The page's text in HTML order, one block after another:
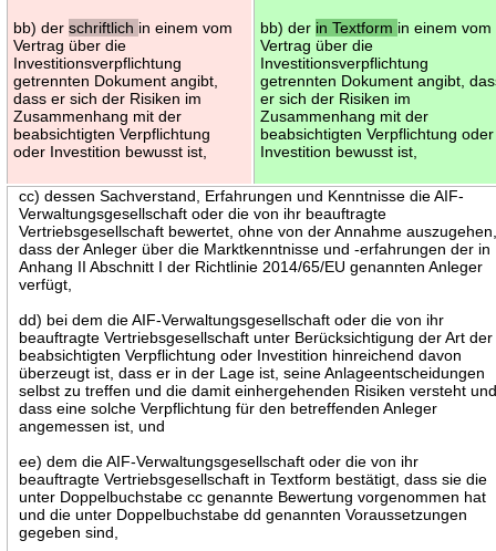
bb) derschriftlich in einem vom
Vertrag über die
Investitionsverpflichtung
getrennten Dokument angibt,
dass er sich der Risiken im
Zusammenhang mit der
beabsichtigten Verpflichtung
oder Investition bewusst ist,
bb) der in Textform in einem vom
Vertrag über die
Investitionsverpflichtung
getrennten Dokument angibt,
er sich der Risiken im
Zusammenhang mit der
beabsichtigten Verpflichtung oder
Investition bewusst ist,
cc) dessen Sachverstand, Erfahrungen und Kenntnisse die AIF-
Verwaltungsgesellschaft oder die von ihr beauftragte
Vertriebsgesellschaft bewertet, ohne von der Annahme
dass der Anleger über die Marktkenntnisse und -erfahrungen der in
Anhang II Abschnitt I der Richtlinie 2014/65/EU genannten Anleger
verfügt,
dd) bei dem die AIF-Verwaltungsgesellschaft oder die von ihr
beauftragte Vertriebsgesellschaft unter Berücksichtigung der Art der
beabsichtigten Verpflichtung oder Investition hinreichend davon
überzeugt ist, dass er in der Lage ist, seine Anlageentscheidungen
selbst zu treffen und die damit einhergehenden Risiken versteht
dass eine solche Verpflichtung für den betreffenden Anleger
angemessen ist, und
ee) dem die AIF-Verwaltungsgesellschaft oder die von ihr
beauftragte Vertriebsgesellschaft in Textform bestätigt, dass sie die
unter Doppelbuchstabe cc genannte Bewertung vorgenommen hat
und die unter Doppelbuchstabe dd genannten Voraussetzungen
gegeben sind,